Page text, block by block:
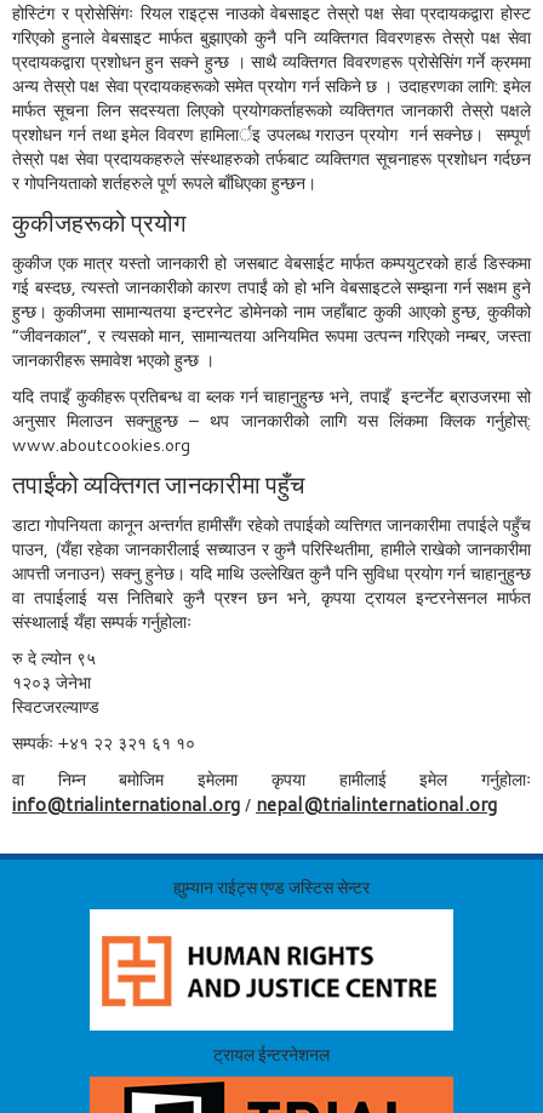
होस्टिंग र प्रोसेसिंगः रियल राइट्स नाउको वेबसाइट तेस्रो पक्ष सेवा प्रदायकद्वारा होस्ट
गरिएको हुनाले वेबसाइट मार्फत बुझाएको कुनै पनि व्यक्तिगत विवरणहरू तेस्रो पक्ष सेवा
प्रदायकद्वारा प्रशोधन हुन सक्ने हुन्छ । साथै व्यक्तिगत विवरणहरू प्रोसेसिंग गर्ने क्रममा
अन्य तेस्रो पक्ष सेवा प्रदायकहरूको समेत प्रयोग गर्न सकिने छ । उदाहरणका लागि: इमेल
मार्फत सूचना लिन सदस्यता लिएको प्रयोगकर्ताहरूको व्यक्तिगत जानकारी तेस्रो पक्षले
प्रशोधन गर्न तथा इमेल विवरण हामिलार्इ उपलब्ध गराउन प्रयोग गर्न सक्नेछ। सम्पूर्ण
तेस्रो पक्ष सेवा प्रदायकहरुले संस्थाहरुको तर्फबाट व्यक्तिगत सूचनाहरू प्रशोधन गर्दछन
र गोपनियताको शर्तहरुले पूर्ण रूपले बाँधिएका हुन्छन।
कुकीजहरूको प्रयोग
कुकीज एक मात्र यस्तो जानकारी हो जसबाट वेबसाईट मार्फत कम्पयुटरको हार्ड डिस्कमा
गई बस्दछ, त्यस्तो जानकारीको कारण तपाईं को हो भनि वेबसाइटले सम्झना गर्न सक्षम हुने
हुन्छ। कुकीजमा सामान्यतया इन्टरनेट डोमेनको नाम जहाँबाट कुकी आएको हुन्छ, कुकीको
“जीवनकाल”, र त्यसको मान, सामान्यतया अनियमित रूपमा उत्पन्न गरिएको नम्बर, जस्ता
जानकारीहरू समावेश भएको हुन्छ ।
यदि तपाइँ कुकीहरू प्रतिबन्ध वा ब्लक गर्न चाहानुहुन्छ भने, तपाइँ इन्टर्नेट ब्राउजरमा सो
अनुसार मिलाउन सक्नुहुन्छ – थप जानकारीको लागि यस लिंकमा क्लिक गर्नुहोस्:
www.aboutcookies.org
तपाईंको व्यक्तिगत जानकारीमा पहुँच
डाटा गोपनियता कानून अन्तर्गत हामीसँग रहेको तपाईको व्यत्तिगत जानकारीमा तपाईले पहुँच
पाउन, (यँहा रहेका जानकारीलाई सच्याउन र कुनै परिस्थितीमा, हामीले राखेको जानकारीमा
आपत्ती जनाउन) सक्नु हुनेछ। यदि माथि उल्लेखित कुनै पनि सुविधा प्रयोग गर्न चाहानुहुन्छ
वा तपाईलाई यस नितिबारे कुनै प्रश्न छन भने, कृपया ट्रायल इन्टरनेसनल मार्फत
संस्थालाई यँहा सम्पर्क गर्नुहोलाः
रु दे ल्योन ९५
१२०३ जेनेभा
स्विटजरल्याण्ड
सम्पर्कः +४१ २२ ३२१ ६१ १०
वा निम्न बमोजिम इमेलमा कृपया हामीलाई इमेल गर्नुहोलाः
info@trialinternational.org / nepal@trialinternational.org
ह्युम्यान राईट्स एण्ड जस्टिस सेन्टर
ट्रायल ईन्टरनेशनल